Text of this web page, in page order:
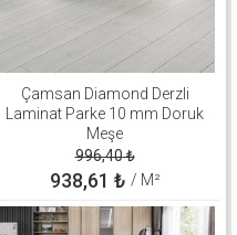
Çamsan Diamond Derzli
Laminat Parke 10 mm Doruk
Meşe
996,40₺
938,61 ₺ / M²